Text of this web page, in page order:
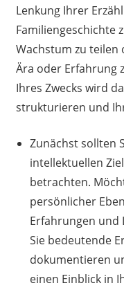
Lenkung Ihrer
Familiengeschichte
Wachstum zu teilen
Ära oder Erfahrung
Ihres Zwecks wird
strukturieren und
Zunächst sollten
intellektuellen
betrachten.
persönlicher
Erfahrungen und
Sie bedeutende
dokumentieren
einen Einblick in